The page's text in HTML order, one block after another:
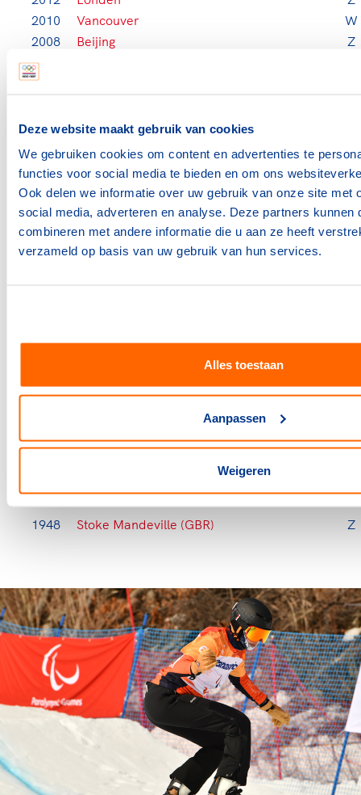
Deze website maakt gebruik van cookies
We gebruiken cookies om content en advertenties te
functies voor social media te bieden en om ons
Ook delen we informatie over uw gebruik van onze site met
social media, adverteren en analyse. Deze partners kunnen
combineren met andere informatie die u aan ze heeft
verzameld op basis van uw gebruik van hun services.
Alles toestaan
Aanpassen
Weigeren
2010
Vancouver
W
2008
Beijing
Z
2006
2004
2000
Sydney
1998
Nagano
1996
Atlanta
Z
1994
Lillehammer
W
1992
Barcelona
Z
1992
Tignes/Albertville
W
1988
Seoul
1976
Örnsköldsvik (SVE)
W
1968
Tel Aviv
Z
1948 Stoke Mandeville (GBR) Z